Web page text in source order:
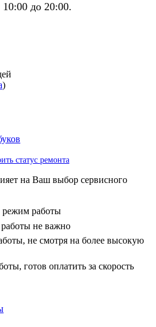
до 20:00.
)
статус ремонта
на Ваш выбор сервисного
режим работы
работы не важно
не смотря на более высокую
готов оплатить за скорость